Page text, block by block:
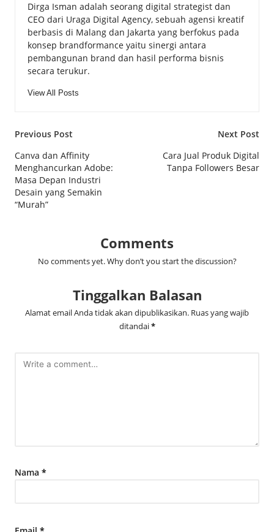
Dirga Isman adalah seorang digital strategist dan
CEO dari Uraga Digital Agency, sebuah agensi kreatif
berbasis di Malang dan Jakarta yang berfokus pada
konsep brandformance yaitu sinergi antara
pembangunan brand dan hasil performa bisnis
secara terukur.
View All Posts
Post
navigation
Previous Post
Canva dan Affinity
Menghancurkan Adobe:
Masa Depan Industri
Desain yang Semakin
“Murah”
Next Post
Cara Jual Produk Digital
Tanpa Followers Besar
Comments
No comments yet. Why don’t you start the discussion?
Tinggalkan Balasan
Alamat email Anda tidak akan dipublikasikan. Ruas yang wajib
ditandai*
Nama *